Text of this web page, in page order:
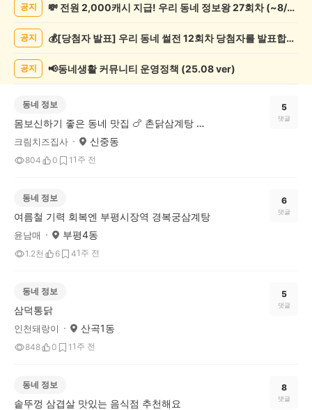
록
공지 💸 전원 2,000캐시 지급! 우리 동네 정보왕 27회차 (~8/10)
공지 💰[당첨자 발표] 우리 동네 썰전 12회차 당첨자를 발표합니다!
공지 📢동네생활 커뮤니티 운영정책 (25.08 ver)
동네 정보
몸보신하기 좋은 동네 맛집 🍗 촌닭삼계탕 소개해요
크림치즈집사 신중동
804 0 1 1주 전
5
댓글
동네 정보
여름철 기력 회복엔 부평시장역 경복궁삼계탕
윤남매 부평4동
1.2천 6 41주 전
6
댓글
동네 정보
삼덕통닭
인천돼랑이 산곡1동
848 0 1 1주 전
5
댓글
동네 정보
솥뚜껑 삼겹살 맛있는 음식점 추천해요
8
댓글